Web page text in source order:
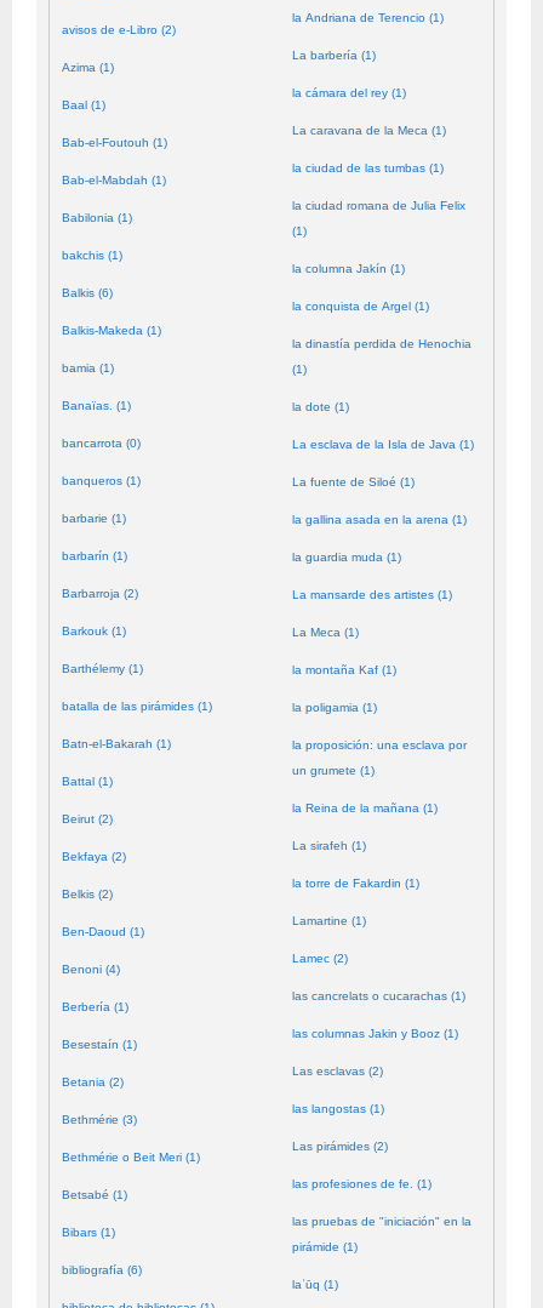
avisos de e-Libro (2)
Azima (1)
Baal (1)
Bab-el-Foutouh (1)
Bab-el-Mabdah (1)
Babilonia (1)
bakchis (1)
Balkis (6)
Balkis-Makeda (1)
bamia (1)
Banaïas. (1)
bancarrota (0)
banqueros (1)
barbarie (1)
barbarín (1)
Barbarroja (2)
Barkouk (1)
Barthélemy (1)
batalla de las pirámides (1)
Batn-el-Bakarah (1)
Battal (1)
Beirut (2)
Bekfaya (2)
Belkis (2)
Ben-Daoud (1)
Benoni (4)
Berbería (1)
Besestaín (1)
Betania (2)
Bethmérie (3)
Bethmérie o Beit Meri (1)
Betsabé (1)
Bibars (1)
bibliografía (6)
la Andriana de Terencio (1)
La barbería (1)
la cámara del rey (1)
La caravana de la Meca (1)
la ciudad de las tumbas (1)
la ciudad romana de Julia Felix
(1)
la columna Jakín (1)
la conquista de Argel (1)
la dinastía perdida de Henochia
(1)
la dote (1)
La esclava de la Isla de Java (1)
La fuente de Siloé (1)
la gallina asada en la arena (1)
la guardia muda (1)
La mansarde des artistes (1)
La Meca (1)
la montaña Kaf (1)
la poligamia (1)
la proposición: una esclava por
un grumete (1)
la Reina de la mañana (1)
La sirafeh (1)
la torre de Fakardin (1)
Lamartine (1)
Lamec (2)
las cancrelats o cucarachas (1)
las columnas Jakin y Booz (1)
Las esclavas (2)
las langostas (1)
Las pirámides (2)
las profesiones de fe. (1)
las pruebas de "iniciación" en la
pirámide (1)
laʿūq (1)